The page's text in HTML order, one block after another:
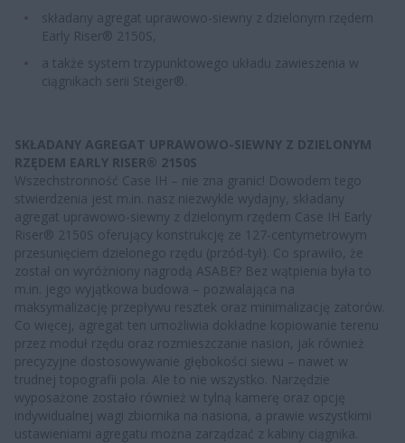
składany agregat uprawowo-siewny z dzielonym rzędem
Early Riser® 2150S,
a także system trzypunktowego układu zawieszenia w
ciągnikach serii Steiger®.
SKŁADANY AGREGAT UPRAWOWO-SIEWNY Z DZIELONYM
RZĘDEM EARLY RISER® 2150S
Wszechstronność Case IH – nie zna granic! Dowodem tego
stwierdzenia jest m.in. nasz niezwykle wydajny, składany
agregat uprawowo-siewny z dzielonym rzędem Case IH Early
Riser® 2150S oferujący konstrukcję ze 127-centymetrowym
przesunięciem dzielonego rzędu (przód-tył). Co sprawiło, że
został on wyróżniony nagrodą ASABE? Bez wątpienia była to
m.in. jego wyjątkowa budowa – pozwalająca na
maksymalizację przepływu resztek oraz minimalizację zatorów.
Co więcej, agregat ten umożliwia dokładne kopiowanie terenu
przez moduł rzędu oraz rozmieszczanie nasion, jak również
precyzyjne dostosowywanie głębokości siewu – nawet w
trudnej topografii pola. Ale to nie wszystko. Narzędzie
wyposażone zostało również w tylną kamerę oraz opcję
indywidualnej wagi zbiornika na nasiona, a prawie wszystkimi
ustawieniami agregatu można zarządzać z kabiny ciągnika.